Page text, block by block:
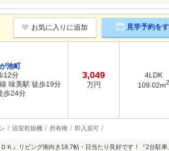
お気に入りに追加 見学予約を
池町
12分
味美駅 徒歩19分
歩24分
3,049
万円
4LDK
109.02m2
浴室乾燥機 所有権 即入居可
』リビング南向き18.7帖・日当たり良好です！『2台駐